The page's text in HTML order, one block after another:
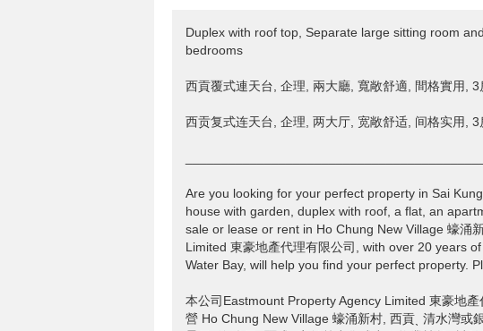
>
Duplex with roof top, Separate large sitting room
bedrooms
西貢覆式連天台, 企理, 兩大廳, 寬敞舒適, 間格實用, 3
西贡复式连天台, 企理, 两大厅, 宽敞舒适, 间格实用, 3
Are you looking for your perfect property in Sai
house with garden, duplex with roof, a flat, an
sale or lease or rent in Ho Chung New Village 蠔涌
Limited 東豪地產代理有限公司, with over 20 years
Water Bay, will help you find your perfect property.
本公司Eastmount Property Agency Limited 東豪地
營 Ho Chung New Village 蠔涌新村, 西貢ˎ 清水灣或